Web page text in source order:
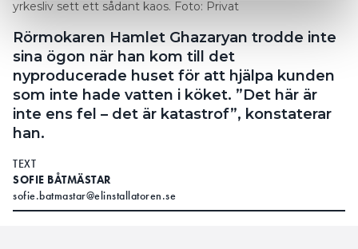
yrkesliv sett ett sådant kaos. Foto: Privat
Rörmokaren Hamlet Ghazaryan trodde inte
sina ögon när han kom till det
nyproducerade huset för att hjälpa kunden
som inte hade vatten i köket. ”Det här är
inte ens fel – det är katastrof”, konstaterar
han.
TEXT
SOFIE BÅTMÄSTAR
sofie.batmastar@elinstallatoren.se